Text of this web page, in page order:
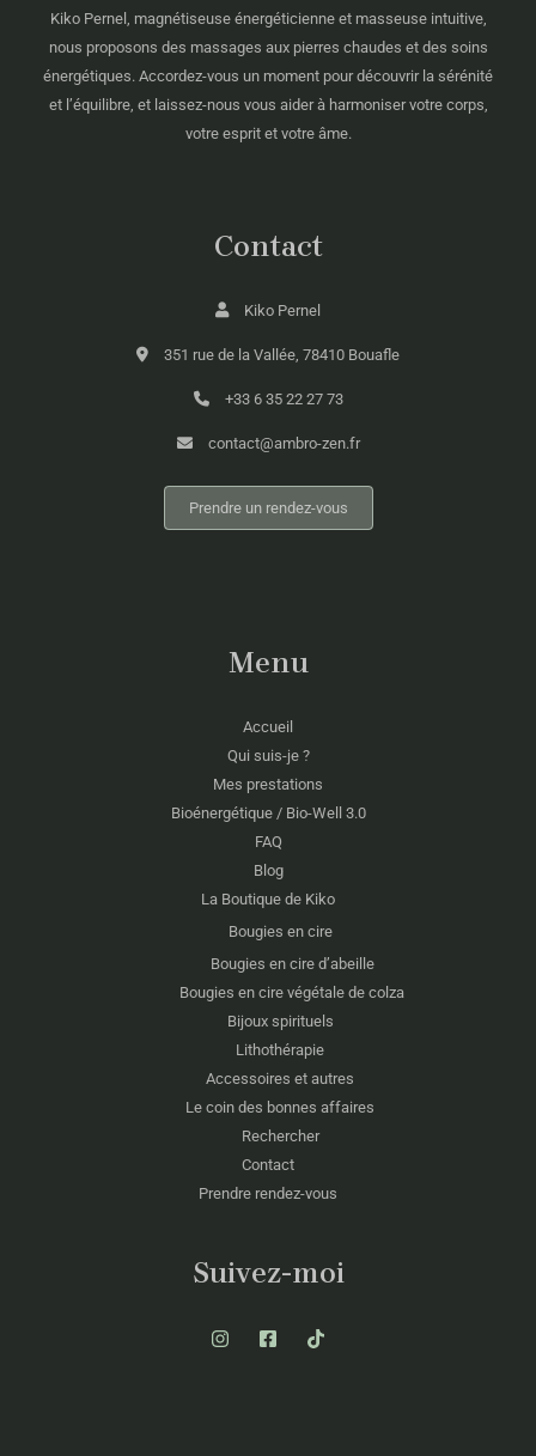
Kiko Pernel, magnétiseuse énergéticienne et masseuse intuitive,
nous proposons des massages aux pierres chaudes et des soins
énergétiques. Accordez-vous un moment pour découvrir la sérénité
et l’équilibre, et laissez-nous vous aider à harmoniser votre corps,
votre esprit et votre âme.
Contact
Kiko Pernel
351 rue de la Vallée, 78410 Bouafle
+33 6 35 22 27 73
contact@ambro-zen.fr
Prendre un rendez-vous
Menu
Accueil
Qui suis-je ?
Mes prestations
Bioénergétique / Bio-Well 3.0
FAQ
Blog
La Boutique de Kiko
Bougies en cire
Bougies en cire d’abeille
Bougies en cire végétale de colza
Bijoux spirituels
Lithothérapie
Accessoires et autres
Le coin des bonnes affaires
Rechercher
Contact
Prendre rendez-vous
Suivez-moi